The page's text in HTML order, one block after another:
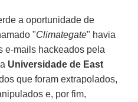
a oportunidade de
"Climategate" havia
e-mails hackeados pela
Universidade de East
que foram extrapolados,
e, por fim,